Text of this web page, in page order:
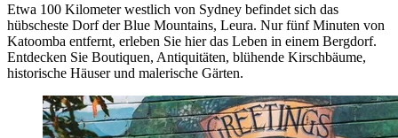
Etwa 100 Kilometer westlich von Sydney befindet sich das
hübscheste Dorf der Blue Mountains, Leura. Nur fünf Minuten von
Katoomba entfernt, erleben Sie hier das Leben in einem Bergdorf.
Entdecken Sie Boutiquen, Antiquitäten, blühende Kirschbäume,
historische Häuser und malerische Gärten.